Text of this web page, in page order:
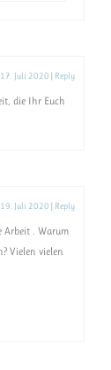
17. Juli 2020 | Reply
die Ihr Euch
19. Juli 2020 | Reply
Arbeit . Warum
Vielen vielen